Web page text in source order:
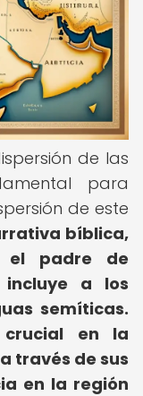
de las
para
de este
bíblica,
el padre de
incluye a los
semíticas.
en la
través de sus
en la región